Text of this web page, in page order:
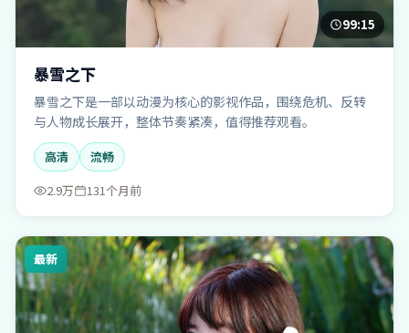
99:15
暴雪之下
暴雪之下是一部以动漫为核心的影视作品，围绕危机、反转
与人物成长展开，整体节奏紧凑，值得推荐观看。
高清
流畅
2.9万
131个月前
最新